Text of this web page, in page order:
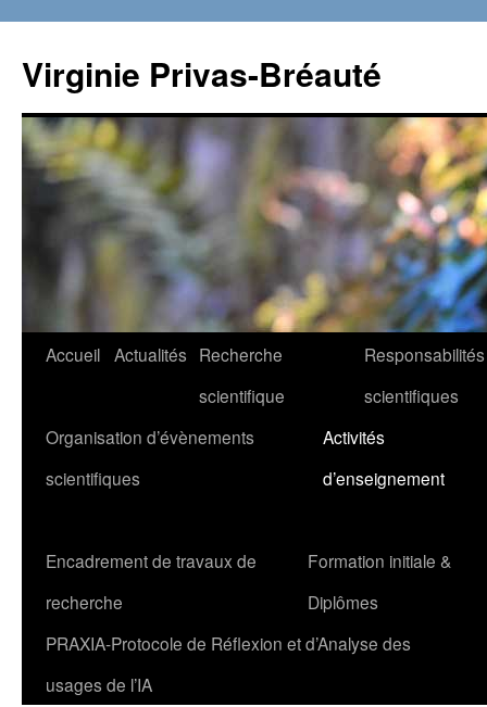
contenu
Virginie Privas-Bréauté
Accueil Actualités Recherche
scientifique
Responsabilités
scientifiques
Organisation d’évènements
scientifiques
Activités
d’enseignement
Encadrement de travaux de
recherche
Formation initiale &
Diplômes
PRAXIA-Protocole de Réflexion et d’Analyse des
usages de l’IA